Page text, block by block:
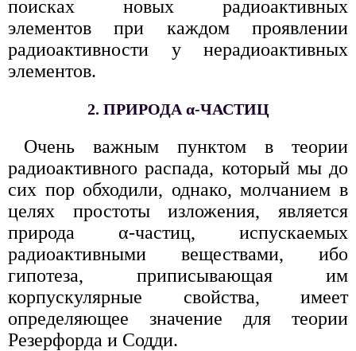
поисках новых радиоактивных
элементов при каждом проявлении
радиоактивности у нерадиоактивных
элементов.
2. ПРИРОДА α-ЧАСТИЦ
Очень важным пунктом в теории
радиоактивного распада, который мы до
сих пор обходили, однако, молчанием в
целях простоты изложения, является
природа α-частиц, испускаемых
радиоактивными веществами, ибо
гипотеза, приписывающая им
корпускулярные свойства, имеет
определяющее значение для теории
Резерфорда и Содди.